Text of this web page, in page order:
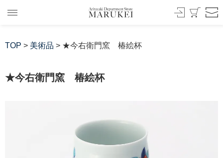
TOP > 美術品 > ★今右衛門窯 椿絵杯
★今右衛門窯 椿絵杯